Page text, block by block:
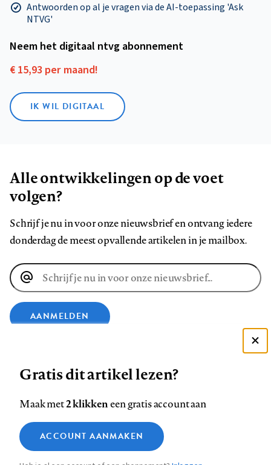
Antwoorden op al je vragen via de AI-toepassing 'Ask
NTVG'
Neem het digitaal ntvg abonnement
€ 15,93 per maand!
IK WIL DIGITAAL
Alle ontwikkelingen op de voet
volgen?
Schrijf je nu in voor onze nieuwsbrief en ontvang iedere
donderdag de meest opvallende artikelen in je mailbox.
E-
mailadres
AANMELDEN
op
Facebook
op
LinkedIn
op
Bluesky
ons
op
InstagramYouTube
Footer
Contact Colofon Disclaimer Privacy
Medische vragen verdienen
betrouwbare antwoorden
Zie onze cookie policy
Analytische cookies
Gratis dit artikel lezen?
Maak met2 klikkeneen gratis account aan
ACCOUNT AANMAKEN